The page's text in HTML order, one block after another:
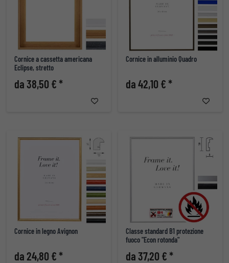
Cornice a cassetta americana
Eclipse, stretto
da 38,50 € *
Cornice in alluminio Quadro
da 42,10 € *
Cornice in legno Avignon
da 24,80 € *
Classe standard B1 protezione
fuoco "Econ rotonda"
da 37,20 € *